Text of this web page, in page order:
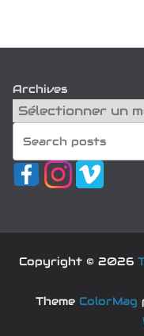
Archives
Copyright © 2026
Theme ColorMag